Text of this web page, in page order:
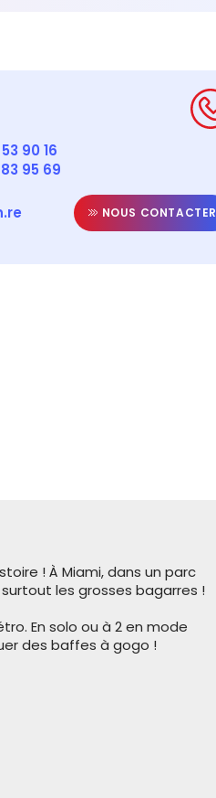
90 16
95 69
NOUS CONTACTER
! À Miami, dans un parc
les grosses bagarres !
En solo ou à 2 en mode
des baffes à gogo !